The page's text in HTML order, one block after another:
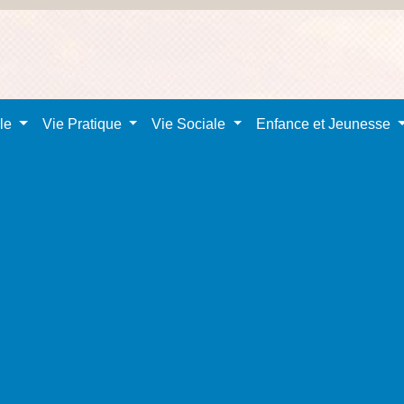
Vie Pratique Vie Sociale Enfance et Jeunesse